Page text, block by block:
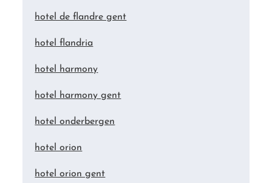
hotel de flandre gent
hotel flandria
hotel harmony
hotel harmony gent
hotel onderbergen
hotel orion
hotel orion gent